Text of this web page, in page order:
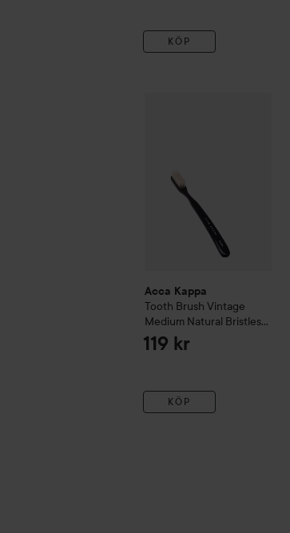
KÖP
Acca Kappa
Tooth Brush Vintage
Medium Natural Bristles
Black
119 kr
KÖP